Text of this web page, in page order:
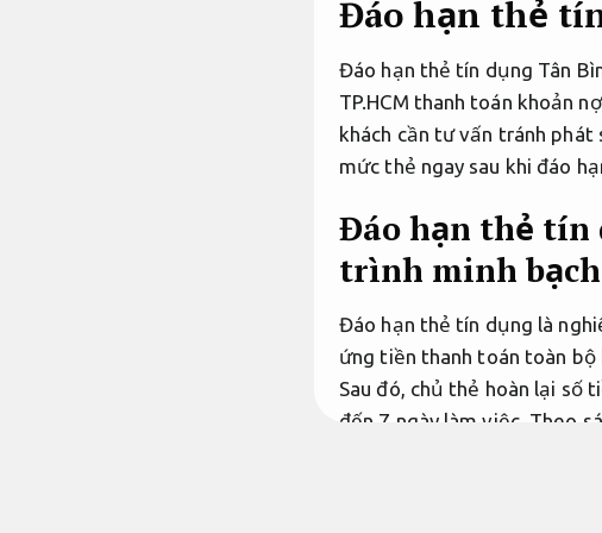
Đáo hạn thẻ
Đáo hạn thẻ tín dụng Tân
TP.HCM thanh toán khoản
khách cần tư vấn tránh
mức thẻ ngay sau khi đáo
Đáo hạn thẻ tín
trình minh
Đáo hạn thẻ tín dụng là
ứng tiền thanh toán toàn bộ
Sau đó, chủ thẻ hoàn lại số
đến 7 ngày làm việc. Theo